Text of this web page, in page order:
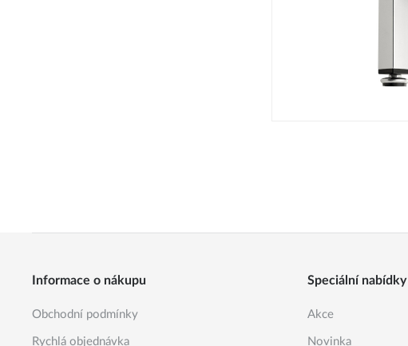
Informace o nákupu
Obchodní podmínky
Rychlá objednávka
Speciální nabídky
Akce
Novinka